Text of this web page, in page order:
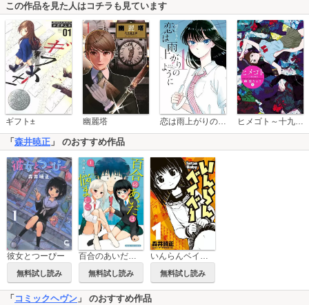
この作品を見た人はコチラも見ています
ギフト± 幽麗塔 恋は雨上がりのように ヒメゴト～十九歳の制服～
「 森井暁正 」 のおすすめ作品
彼女とつーぴー
無料試し読み 無料試し読み
いんらんベイベー
無料試し読み
「 コミックヘヴン 」 のおすすめ作品